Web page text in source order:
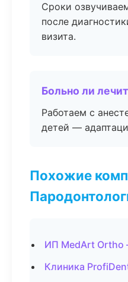
Сроки
после
визита.
Больно ли
Работаем с
детей —
Похожие
ИП MedArt
Клиника